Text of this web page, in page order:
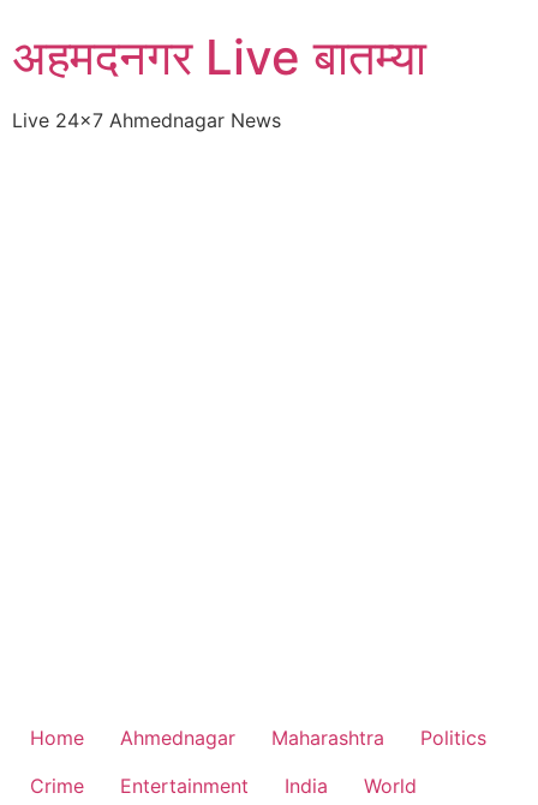
to
content
अहमदनगर Live बातम्या
Live 24×7 Ahmednagar News
Home Ahmednagar Maharashtra
Politics
Crime
Entertainment India
World